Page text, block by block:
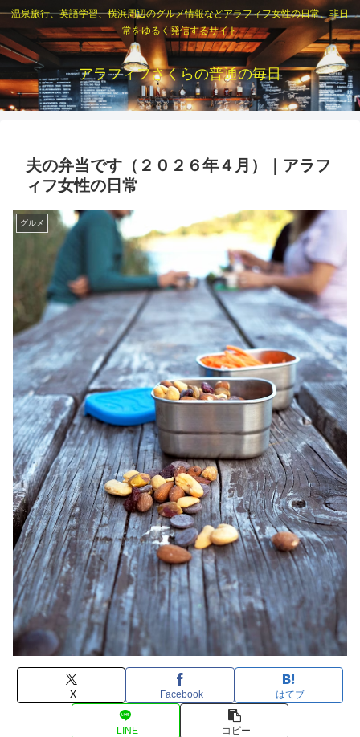
温泉旅行、英語学習、横浜周辺のグルメ情報などアラフィフ女性の日常、非日
常をゆるく発信するサイト
アラフィフさくらの普通の毎日
夫の弁当です（２０２６年４月）｜アラフ
ィフ女性の日常
グルメ
X Facebook はてブ
LINE コピー